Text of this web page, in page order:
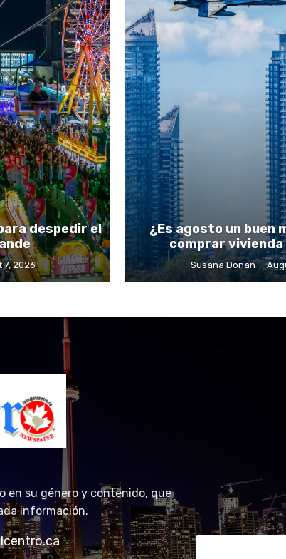
despedir el
7, 2026
¿Es agosto un buen
comprar vivienda
Susana Donan -
en su género y contenido, que
información.